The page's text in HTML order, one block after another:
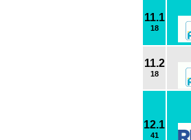
11.1
18
11.2
18
12.1
41